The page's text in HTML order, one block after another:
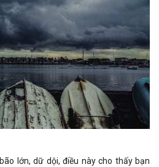
lớn, dữ dội, điều này cho thấy bạn